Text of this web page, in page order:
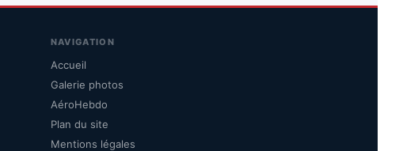
NAVIGATION
Accueil
Galerie photos
AéroHebdo
Plan du site
Mentions légales